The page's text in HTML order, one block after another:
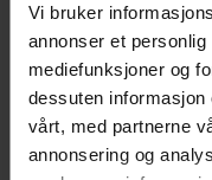
Vi bruker
annonser et
mediefunksjoner og
dessuten
vårt, med partnerne
annonsering og
Del av
Produktanvendelse
Garasjer med
Rom med